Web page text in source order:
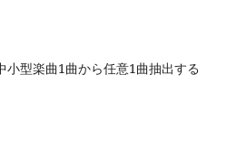
小型楽曲1曲から任意1曲抽出する